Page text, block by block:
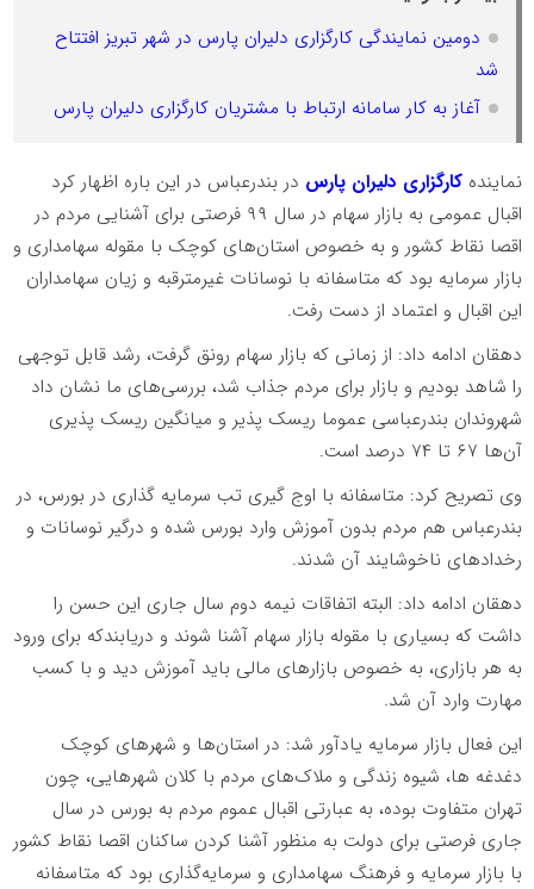
دومین نمایندگی کارگزاری دلیران پارس در شهر تبریز افتتاح
شد
آغاز به کار سامانه ارتباط با مشتریان کارگزاری دلیران پارس
نماینده کارگزاری دلیران پارس در بندرعباس در این باره اظهار کرد
اقبال عمومی به بازار سهام در سال ۹۹ فرصتی برای آشنایی مردم در
اقصا نقاط کشور و به خصوص استان‌های کوچک با مقوله سهامداری و
بازار سرمایه بود که متاسفانه با نوسانات غیرمترقبه و زیان سهامداران
این اقبال و اعتماد از دست رفت.
دهقان ادامه داد: از زمانی که بازار سهام رونق گرفت، رشد قابل توجهی
را شاهد بودیم و بازار برای مردم جذاب شد، بررسی‌های ما نشان داد
شهروندان بندرعباسی عموما ریسک پذیر و میانگین ریسک پذیری
آن‌ها ۶۷ تا ۷۴ درصد است.
وی تصریح کرد: متاسفانه با اوج گیری تب سرمایه گذاری در بورس، در
بندرعباس هم مردم بدون آموزش وارد بورس شده و درگیر نوسانات و
رخداد‌های ناخوشایند آن شدند.
دهقان ادامه داد: البته اتفاقات نیمه دوم سال جاری این حسن را
داشت که بسیاری با مقوله بازار سهام آشنا شوند و دریابندکه برای ورود
به هر بازاری، به خصوص بازار‌های مالی باید آموزش دید و با کسب
مهارت وارد آن شد.
این فعال بازار سرمایه یادآور شد: در استان‌ها و شهر‌های کوچک
دغدغه ها، شیوه زندگی و ملاک‌های مردم با کلان شهرهایی، چون
تهران متفاوت بوده، به عبارتی اقبال عموم مردم به بورس در سال
جاری فرصتی برای دولت به منظور آشنا کردن ساکنان اقصا نقاط کشور
با بازار سرمایه و فرهنگ سهامداری و سرمایه‌گذاری بود که متاسفانه